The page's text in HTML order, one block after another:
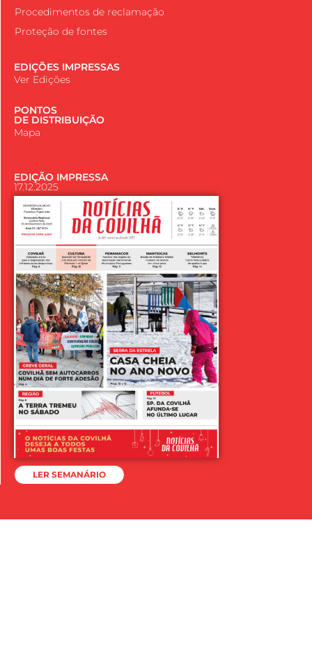
Procedimentos de reclamação
Proteção de fontes
EDIÇÕES IMPRESSAS
Ver Edições
PONTOS
DE DISTRIBUIÇÃO
Mapa
EDIÇÃO IMPRESSA
17.12.2025
LER SEMANÁRIO